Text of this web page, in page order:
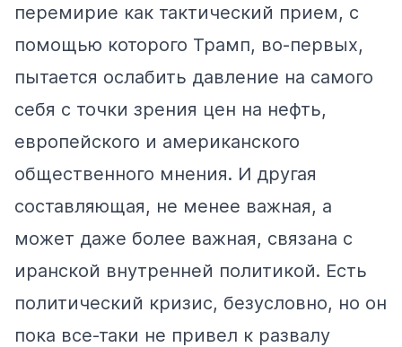
перемирие как тактический прием, с
помощью которого Трамп, во-первых,
пытается ослабить давление на самого
себя с точки зрения цен на нефть,
европейского и американского
общественного мнения. И другая
составляющая, не менее важная, а
может даже более важная, связана с
иранской внутренней политикой. Есть
политический кризис, безусловно, но он
пока все-таки не привел к развалу